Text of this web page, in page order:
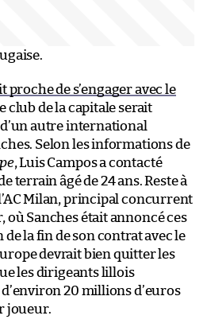
proche de s’engager avec le
club de la capitale serait
autre international
Selon les informations de
, Luis Campos a contacté
terrain âgé de 24 ans. Reste à
Milan, principal concurrent
où Sanches était annoncé ces
la fin de son contrat avec le
devrait bien quitter les
les dirigeants lillois
20 millions d’euros
joueur.